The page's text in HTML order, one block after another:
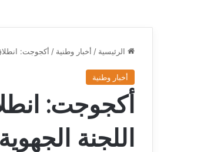
الرئيسية / أخبار وطنية / أكجوجت:
أخبار وطنية
أكجوجت:
اللجنة